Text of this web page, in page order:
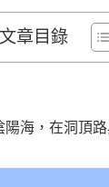
章目錄
海，在洞頂